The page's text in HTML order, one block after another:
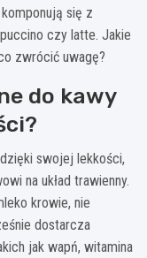
się z
czy latte. Jakie
zwrócić uwagę?
do kawy
swojej lekkości,
na układ trawienny.
krowie, nie
dostarcza
jak wapń, witamina